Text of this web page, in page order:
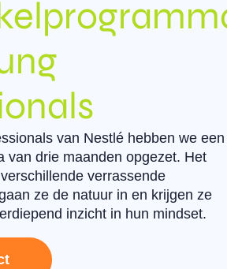
van Nestlé hebben we een
van drie maanden opgezet. Het
verrassende
ze de natuur in en krijgen ze
inzicht in hun mindset.